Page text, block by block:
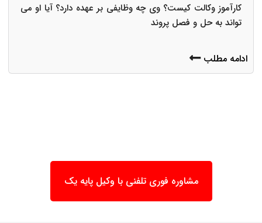
کارآموز وکالت کیست؟ وی چه وظایفی بر عهده دارد؟ آیا او می
تواند به حل و فصل پروند
ادامه مطلب
مشاوره فوری تلفنی با وکیل پایه یک